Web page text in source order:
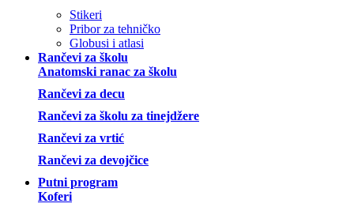
Stikeri
Pribor za tehničko
Globusi i atlasi
Rančevi za školu
Anatomski ranac za školu
Rančevi za decu
Rančevi za školu za tinejdžere
Rančevi za vrtić
Rančevi za devojčice
Putni program
Koferi